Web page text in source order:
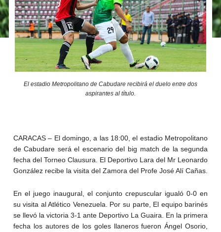
El estadio Metropolitano de Cabudare recibirá el duelo entre dos
aspirantes al título.
CARACAS – El domingo, a las 18:00, el estadio Metropolitano
de Cabudare será el escenario del big match de la segunda
fecha del Torneo Clausura. El Deportivo Lara del Mr Leonardo
González recibe la visita del Zamora del Profe José Alí Cañas.
En el juego inaugural, el conjunto crepuscular igualó 0-0 en
su visita al Atlético Venezuela. Por su parte, El equipo barinés
se llevó la victoria 3-1 ante Deportivo La Guaira. En la primera
fecha los autores de los goles llaneros fueron Ángel Osorio,